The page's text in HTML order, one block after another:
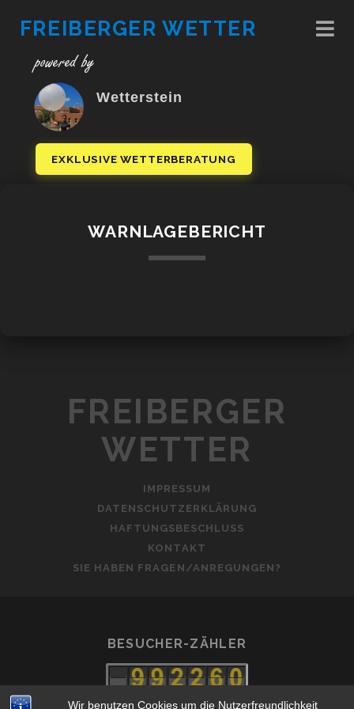
Wir benutzen Cookies um die Nutzerfreundlichkeit
FREIBERGER WETTER
powered by
Wetterstein
EXKLUSIVE WETTERBERATUNG
WARNLAGEBERICHT
FREIBERGER
WETTER
IMPRESSUM
DATENSCHUTZERKLÄRUNG
HAFTUNGSBESCHLUSS
KONTAKT
SIE HABEN FRAGEN/ANREGUNGEN?
BESUCHER-ZÄHLER